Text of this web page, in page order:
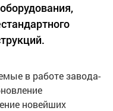
в работе завода-
новейших